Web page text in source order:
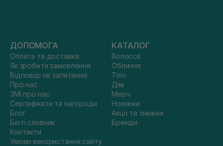
ДОПОМОГА
Оплата та доставка
Як зробити замовлення
Відповіді на запитання
Про нас
ЗМІ про нас
Сертифікати та нагороди
Блог
Бюті словник
Контакти
Умови використання сайту
КАТАЛОГ
Волосся
Обличчя
Тіло
Дім
Мерч
Новинки
Акції та знижки
Бренди